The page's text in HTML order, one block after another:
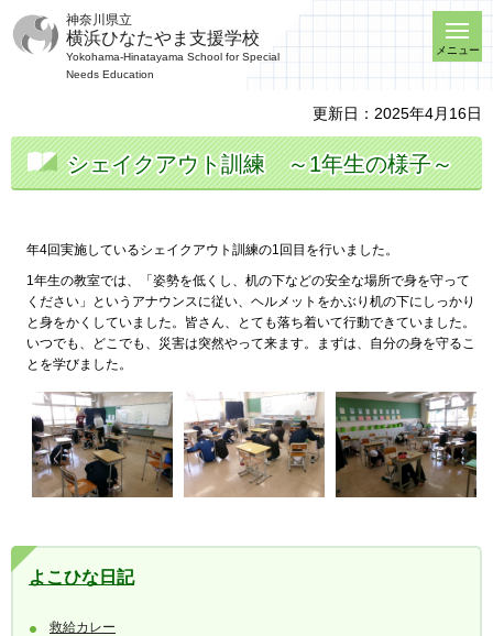
神奈川県立
横浜ひなたやま支援学校
Yokohama-Hinatayama School for Special
Needs Education
メニュー
更新日：2025年4月16日
シェイクアウト訓練 ～1年生の様子～
年4回実施しているシェイクアウト訓練の1回目を行いました。
1年生の教室では、「姿勢を低くし、机の下などの安全な場所で身を守って
ください」というアナウンスに従い、ヘルメットをかぶり机の下にしっかり
と身をかくしていました。皆さん、とても落ち着いて行動できていました。
いつでも、どこでも、災害は突然やって来ます。まずは、自分の身を守るこ
とを学びました。
よこひな日記
救給カレー